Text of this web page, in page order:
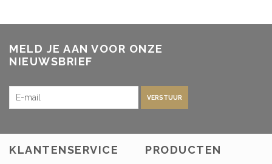
MELD JE AAN VOOR ONZE
NIEUWSBRIEF
VERSTUUR
KLANTENSERVICE PRODUCTEN